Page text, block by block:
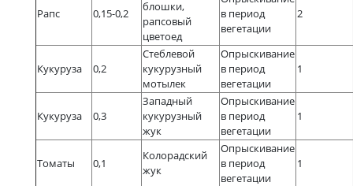
Рапс 0,15-0,2
блошки,
рапсовый
цветоед
в период
вегетации
2
Кукуруза 0,2
Стеблевой
кукурузный
мотылек
Опрыскивание
в период
вегетации
1
Кукуруза 0,3
Западный
кукурузный
жук
Опрыскивание
в период
вегетации
1
Томаты 0,1
Колорадский
жук
Опрыскивание
в период
вегетации
1